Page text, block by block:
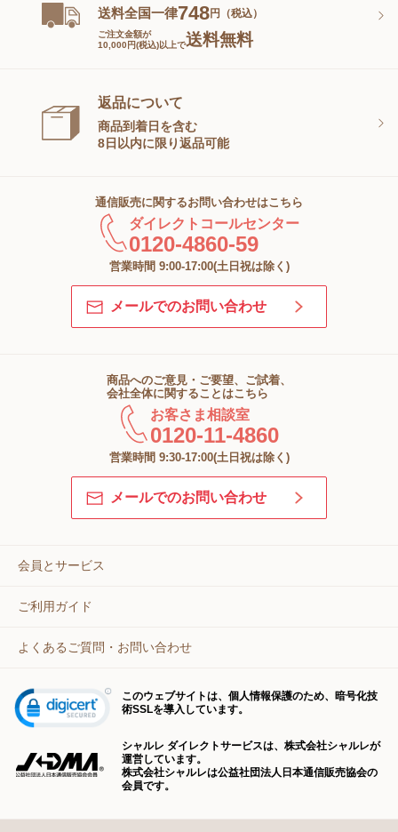
送料全国一律748円（税込）
ご注文金額が
10,000円(税込)以上で送料無料
返品について
商品到着日を含む
8日以内に限り返品可能
通信販売に関するお問い合わせはこちら
ダイレクトコールセンター
0120-4860-59
営業時間 9:00-17:00(土日祝は除く)
メールでのお問い合わせ
商品へのご意見・ご要望、ご試着、
会社全体に関することはこちら
お客さま相談室
0120-11-4860
営業時間 9:30-17:00(土日祝は除く)
メールでのお問い合わせ
会員とサービス
ご利用ガイド
よくあるご質問・お問い合わせ
このウェブサイトは、個人情報保護のため、暗号化技
術SSLを導入しています。
シャルレ ダイレクトサービスは、株式会社シャルレが
運営しています。
株式会社シャルレは公益社団法人日本通信販売協会の
会員です。